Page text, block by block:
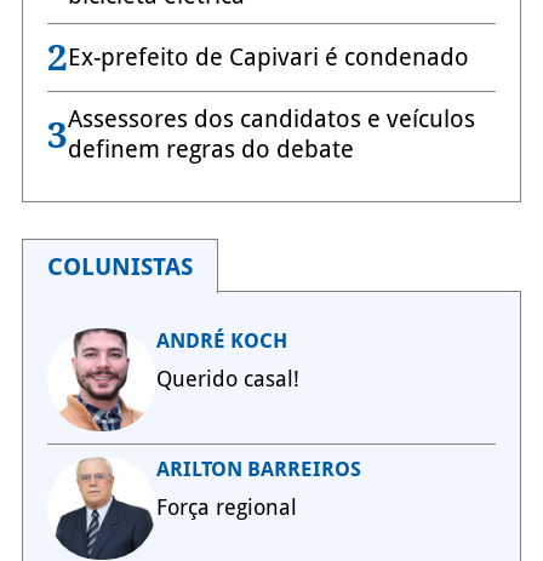
2Ex-prefeito de Capivari é condenado
3Assessores dos candidatos e veículos
definem regras do debate
COLUNISTAS
ANDRÉ KOCH
Querido casal!
ARILTON BARREIROS
Força regional